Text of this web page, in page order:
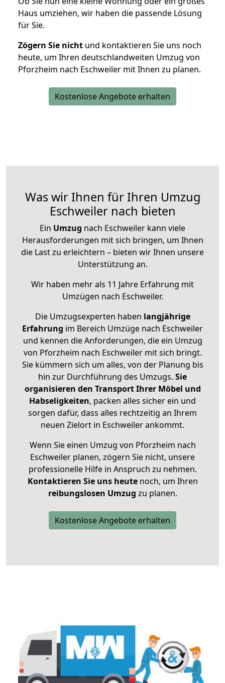
Haus umziehen, wir haben die passende Lösung
für Sie.
Zögern Sie nicht und kontaktieren Sie uns noch
heute, um Ihren deutschlandweiten Umzug von
Pforzheim nach Eschweiler mit Ihnen zu planen.
Kostenlose Angebote erhalten
Was wir Ihnen für Ihren Umzug
Eschweiler nach bieten
Ein Umzug nach Eschweiler kann viele
Herausforderungen mit sich bringen, um Ihnen
die Last zu erleichtern – bieten wir Ihnen unsere
Unterstützung an.
Wir haben mehr als 11 Jahre Erfahrung mit
Umzügen nach Eschweiler.
Die Umzugsexperten haben langjährige
Erfahrung im Bereich Umzüge nach Eschweiler
und kennen die Anforderungen, die ein Umzug
von Pforzheim nach Eschweiler mit sich bringt.
Sie kümmern sich um alles, von der Planung bis
hin zur Durchführung des Umzugs. Sie
organisieren den Transport Ihrer Möbel und
Habseligkeiten, packen alles sicher ein und
sorgen dafür, dass alles rechtzeitig an Ihrem
neuen Zielort in Eschweiler ankommt.
Wenn Sie einen Umzug von Pforzheim nach
Eschweiler planen, zögern Sie nicht, unsere
professionelle Hilfe in Anspruch zu nehmen.
Kontaktieren Sie uns heutenoch, um Ihren
reibungslosen Umzug zu planen.
Kostenlose Angebote erhalten